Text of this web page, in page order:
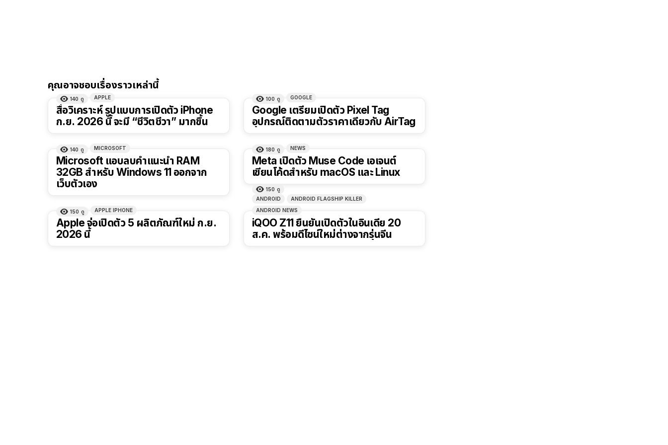
คุณอาจชอบเรื่องราวเหล่านี้
140 ดู APPLE
สื่อวิเคราะห์ รูปแบบการเปิดตัว iPhone
ก.ย. 2026 นี้ จะมี “ชีวิตชีวา” มากขึ้น
100 ดู GOOGLE
Google เตรียมเปิดตัว Pixel Tag
อุปกรณ์ติดตามตัวราคาเดียวกับ AirTag
140 ดู MICROSOFT
Microsoft แอบลบคำแนะนำ RAM
32GB สำหรับ Windows 11 ออกจาก
เว็บตัวเอง
180 ดู NEWS
Meta เปิดตัว Muse Code เอเจนต์
เขียนโค้ดสำหรับ macOS และ Linux
150 ดู APPLE IPHONE
Apple จ่อเปิดตัว 5 ผลิตภัณฑ์ใหม่ ก.ย.
2026 นี้
150 ดู
ANDROID
ANDROID FLAGSHIP KILLER
ANDROID NEWS
iQOO Z11 ยืนยันเปิดตัวในอินเดีย 20
ส.ค. พร้อมดีไซน์ใหม่ต่างจากรุ่นจีน